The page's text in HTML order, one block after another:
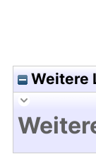
Weitere